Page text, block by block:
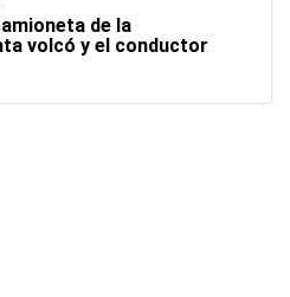
de la
volcó y el conductor